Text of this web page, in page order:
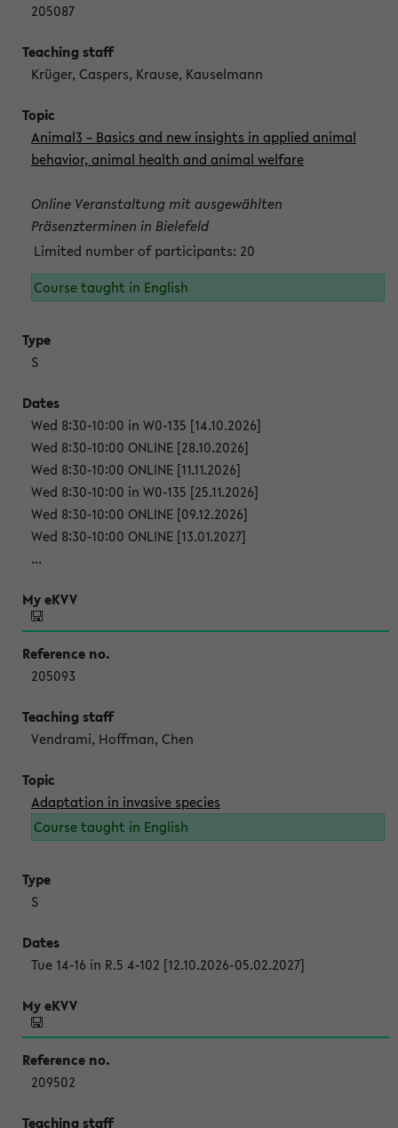
205087
Krüger, Caspers, Krause, Kauselmann
Animal3 – Basics and new insights in applied animal
behavior, animal health and animal welfare
Online Veranstaltung mit ausgewählten
Präsenzterminen in Bielefeld
Limited number of participants: 20
Course taught in English
S
Wed 8:30-10:00 in W0-135 [14.10.2026]
Wed 8:30-10:00 ONLINE [28.10.2026]
Wed 8:30-10:00 ONLINE [11.11.2026]
Wed 8:30-10:00 in W0-135 [25.11.2026]
Wed 8:30-10:00 ONLINE [09.12.2026]
Wed 8:30-10:00 ONLINE [13.01.2027]
...
205093
Vendrami, Hoffman, Chen
Adaptation in invasive species
Course taught in English
S
Tue 14-16 in R.5 4-102 [12.10.2026-05.02.2027]
209502